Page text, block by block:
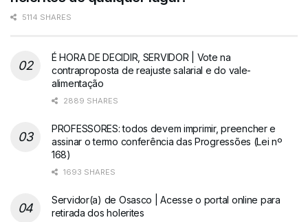
5114 SHARES
É HORA DE DECIDIR, SERVIDOR | Vote na
contraproposta de reajuste salarial e do vale-
alimentação
2889 SHARES
PROFESSORES: todos devem imprimir, preencher e
assinar o termo conferência das Progressões (Lei nº
168)
1693 SHARES
Servidor(a) de Osasco | Acesse o portal online para
retirada dos holerites